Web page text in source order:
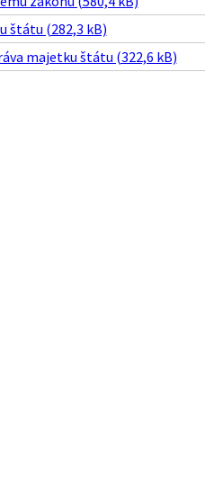
štátu (282,3 kB)
majetku štátu (322,6 kB)